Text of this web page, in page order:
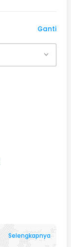
Ganti
Selengkapnya